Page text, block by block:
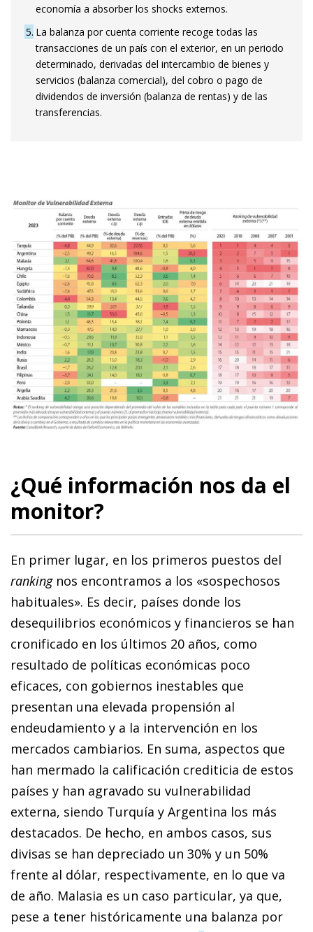
economía a absorber los shocks externos.
5 La balanza por cuenta corriente recoge todas las
transacciones de un país con el exterior, en un periodo
determinado, derivadas del intercambio de bienes y
servicios (balanza comercial), del cobro o pago de
dividendos de inversión (balanza de rentas) y de las
transferencias.
¿Qué información nos da el
monitor?
En primer lugar, en los primeros puestos del
ranking nos encontramos a los «sospechosos
habituales». Es decir, países donde los
desequilibrios económicos y financieros se han
cronificado en los últimos 20 años, como
resultado de políticas económicas poco
eficaces, con gobiernos inestables que
presentan una elevada propensión al
endeudamiento y a la intervención en los
mercados cambiarios. En suma, aspectos que
han mermado la calificación crediticia de estos
países y han agravado su vulnerabilidad
externa, siendo Turquía y Argentina los más
destacados. De hecho, en ambos casos, sus
divisas se han depreciado un 30% y un 50%
frente al dólar, respectivamente, en lo que va
de año. Malasia es un caso particular, ya que,
pese a tener históricamente una balanza por